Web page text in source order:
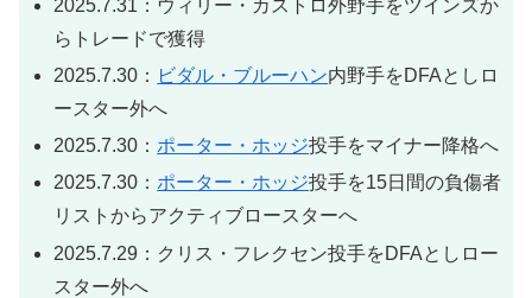
2025.7.31：ウィリー・カストロ外野手をツインズか
らトレードで獲得
2025.7.30： ビダル・ブルーハン内野手をDFAとしロ
ースター外へ
2025.7.30： ポーター・ホッジ投手をマイナー降格へ
2025.7.30： ポーター・ホッジ投手を15日間の負傷者
リストからアクティブロースターへ
2025.7.29：クリス・フレクセン投手をDFAとしロー
スター外へ